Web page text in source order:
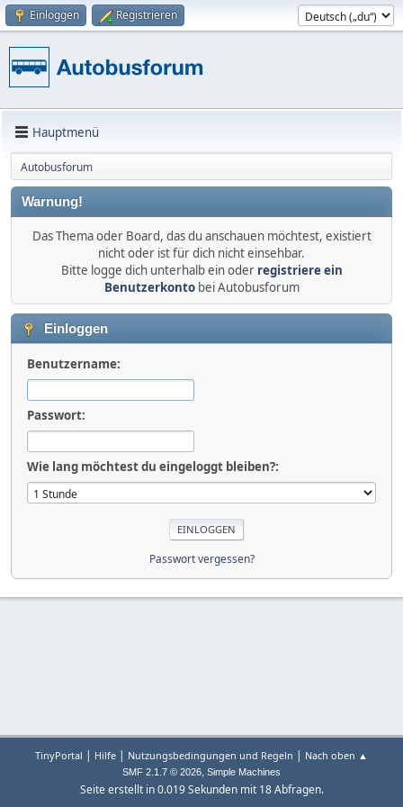
Einloggen Registrieren
Hauptmenü
Autobusforum
Warnung!
Das Thema oder Board, das du anschauen möchtest, existiert
nicht oder ist für dich nicht einsehbar.
Bitte logge dich unterhalb ein oder registriere ein
Benutzerkontobei Autobusforum
Einloggen
Benutzername:
Passwort:
Wie lang möchtest du eingeloggt bleiben?:
Passwort vergessen?
TinyPortal | Hilfe | Nutzungsbedingungen und Regeln | Nach oben ▲
SMF 2.1.7 © 2026, Simple Machines
Seite erstellt in 0.019 Sekunden mit 18 Abfragen.